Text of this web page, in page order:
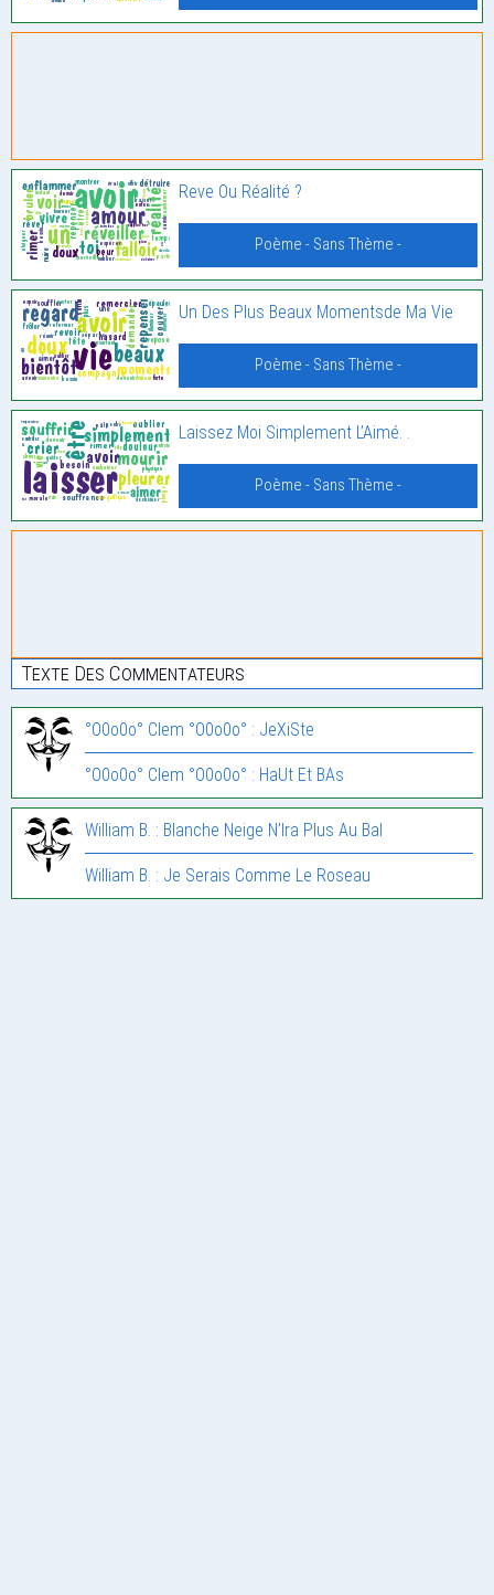
Reve Ou Réalité ?
Poème - Sans Thème -
Un Des Plus Beaux Momentsde Ma Vie
Poème - Sans Thème -
Laissez Moi Simplement L’Aimé. .
Poème - Sans Thème -
Texte Des Commentateurs
°O0o0o° Clem °O0o0o° : JeXiSte
°O0o0o° Clem °O0o0o° : HaUt Et BAs
William B. : Blanche Neige N’Ira Plus Au Bal
William B. : Je Serais Comme Le Roseau